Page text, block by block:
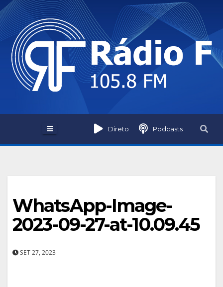
Skip
to
content
Direto Podcasts
WhatsApp-Image-
2023-09-27-at-10.09.45
SET 27, 2023